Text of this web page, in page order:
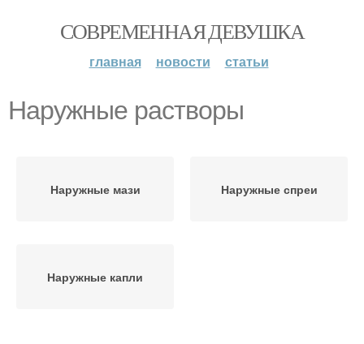
СОВРЕМЕННАЯ ДЕВУШКА
главная новости статьи
Наружные растворы
Наружные мази Наружные спреи
Наружные капли